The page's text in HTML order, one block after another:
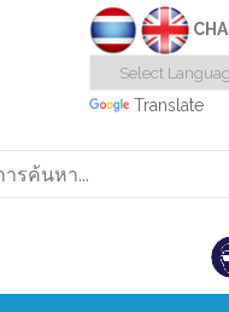
Translate